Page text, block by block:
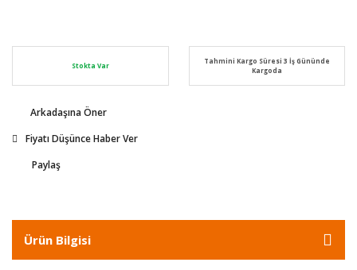
Stokta Var
Tahmini Kargo Süresi 3 İş Gününde
Kargoda
Arkadaşına Öner
Fiyatı Düşünce Haber Ver
Paylaş
Ürün Bilgisi